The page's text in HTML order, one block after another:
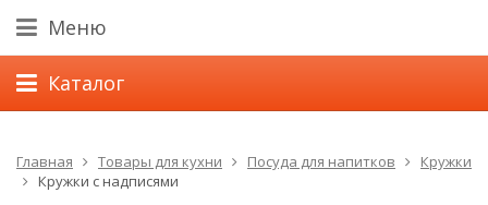
Меню
Каталог
Главная Товары для кухни Посуда для напитков
Кружки
Кружки с надписями